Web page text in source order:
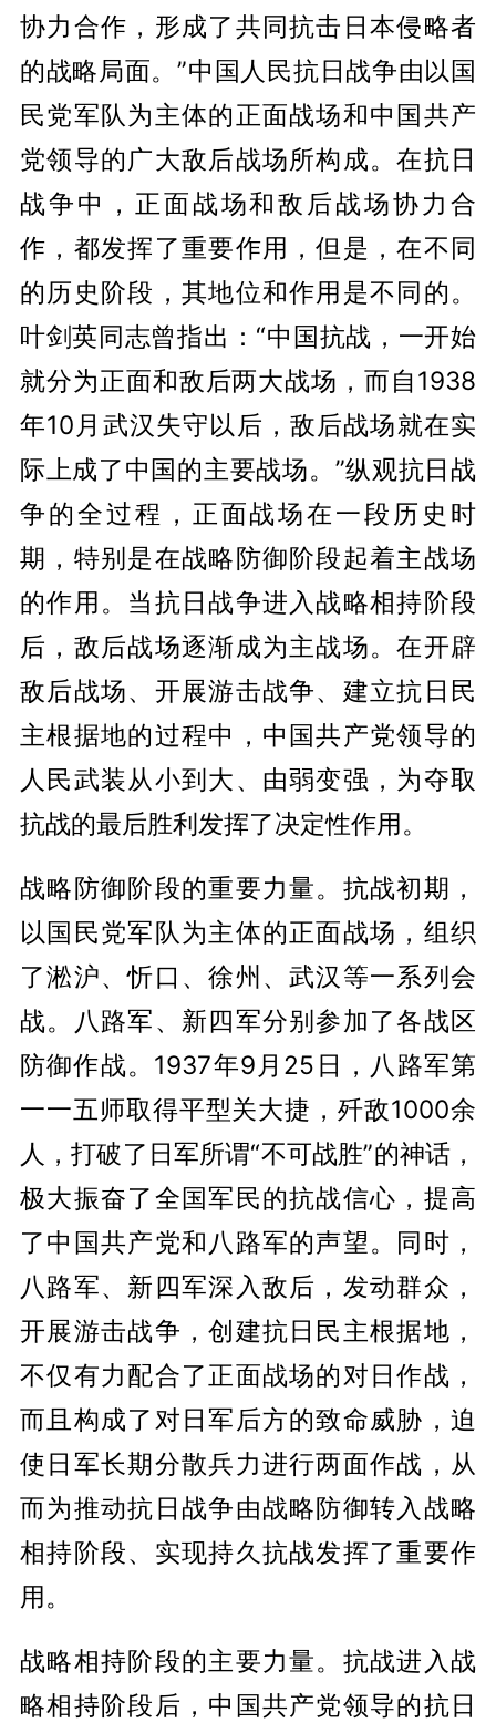
协力合作，形成了共同抗击日本侵略者
的战略局面。”中国人民抗日战争由以国
民党军队为主体的正面战场和中国共产
党领导的广大敌后战场所构成。在抗日
战争中，正面战场和敌后战场协力合
作，都发挥了重要作用，但是，在不同
的历史阶段，其地位和作用是不同的。
叶剑英同志曾指出：“中国抗战，一开始
就分为正面和敌后两大战场，而自1938
年10月武汉失守以后，敌后战场就在实
际上成了中国的主要战场。”纵观抗日战
争的全过程，正面战场在一段历史时
期，特别是在战略防御阶段起着主战场
的作用。当抗日战争进入战略相持阶段
后，敌后战场逐渐成为主战场。在开辟
敌后战场、开展游击战争、建立抗日民
主根据地的过程中，中国共产党领导的
人民武装从小到大、由弱变强，为夺取
抗战的最后胜利发挥了决定性作用。
战略防御阶段的重要力量。抗战初期，
以国民党军队为主体的正面战场，组织
了淞沪、忻口、徐州、武汉等一系列会
战。八路军、新四军分别参加了各战区
防御作战。1937年9月25日，八路军第
一一五师取得平型关大捷，歼敌1000余
人，打破了日军所谓“不可战胜”的神话，
极大振奋了全国军民的抗战信心，提高
了中国共产党和八路军的声望。同时，
八路军、新四军深入敌后，发动群众，
开展游击战争，创建抗日民主根据地，
不仅有力配合了正面战场的对日作战，
而且构成了对日军后方的致命威胁，迫
使日军长期分散兵力进行两面作战，从
而为推动抗日战争由战略防御转入战略
相持阶段、实现持久抗战发挥了重要作
用。
战略相持阶段的主要力量。抗战进入战
略相持阶段后，中国共产党领导的抗日